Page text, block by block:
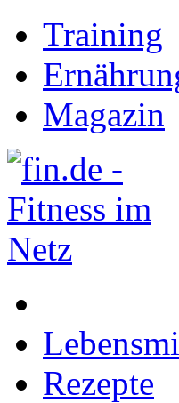
Training
Magazin
Rezepte